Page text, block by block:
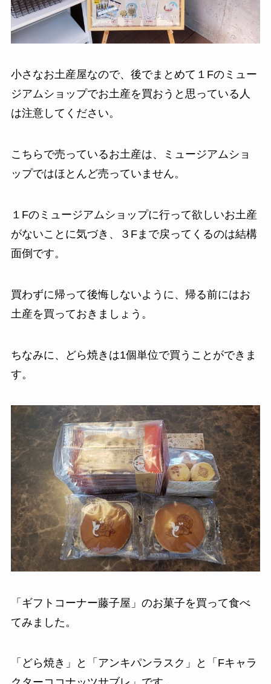
小さなお土産屋なので、後でまとめて１Fのミュー
ジアムショップでお土産を買おうと思っている人
は注意してください。
こちらで売っているお土産は、ミュージアムショ
ップではほとんど売っていません。
１Fのミュージアムショップに行って欲しいお土産
がないことに気づき、３Fまで戻ってくるのは結構
面倒です。
買わずに帰って後悔しないように、帰る前にはお
土産を買っておきましょう。
ちなみに、どら焼きは1個単位で買うことができま
す。
「ギフトコーナー藤子屋」のお菓子を買って食べ
てみました。
「どら焼き」と「アンキパンラスク」と「Fキャラ